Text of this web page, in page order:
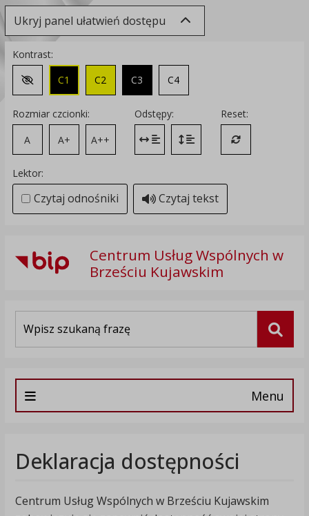
Ukryj panel ułatwień dostępu
Kontrast:
Zmień kontrast na domyślny
C1 C2 C3 C4
Rozmiar czcionki:
A
A+ A++
Odstępy:
Zmień odstęp między literami
Zmień interlinię i margines
Reset:
Przywróć
Lektor:
Czytaj odnośniki Czytaj tekst
Centrum Usług Wspólnych w
Brześciu Kujawskim
Menu
Deklaracja dostępności
Centrum Usług Wspólnych w Brześciu Kujawskim